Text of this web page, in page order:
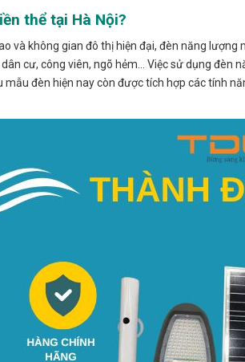
thể tại Hà Nội?
và không gian đô thị hiện đại, đèn năng
cư, công viên, ngõ hẻm… Việc sử dụng
mẫu đèn hiện nay còn được tích hợp các tính